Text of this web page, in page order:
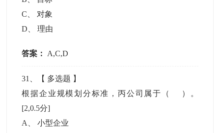
C
对象
D 、理由
答案： A,C,D
31 、【 多选题 】
根据企业规模划分标准，丙公司属于（ ）。
[2,0.5分]
A
、小型企业